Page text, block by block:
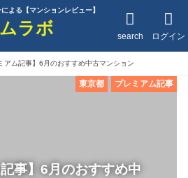
よる【マンションレビュー】
ログイン
search
アム記事】6月のおすすめ中古マンション
記事】6月のおすすめ中
プレミアム記事
東京都